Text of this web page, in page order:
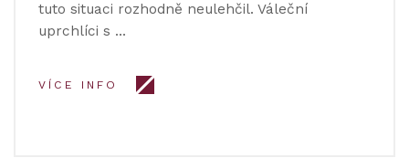
tuto situaci rozhodně neulehčil. Váleční
uprchlíci s …
VÍCE INFO